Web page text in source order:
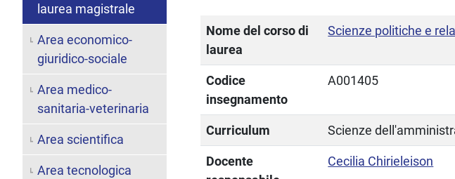
Nome del corso di
laurea
Scienze politiche e
Codice
insegnamento
A001405
Curriculum Scienze
Docente
Cecilia Chirieleison
laurea magistrale
Area economico-
giuridico-sociale
Area medico-
sanitaria-veterinaria
Area scientifica
Area tecnologica